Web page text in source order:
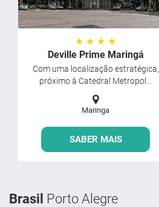
★ ★ ★ ★
Deville Prime Maringá
Com uma localização estratégica,
próximo à Catedral Metropol...
Maringa
SABER MAIS
Brasil Porto Alegre